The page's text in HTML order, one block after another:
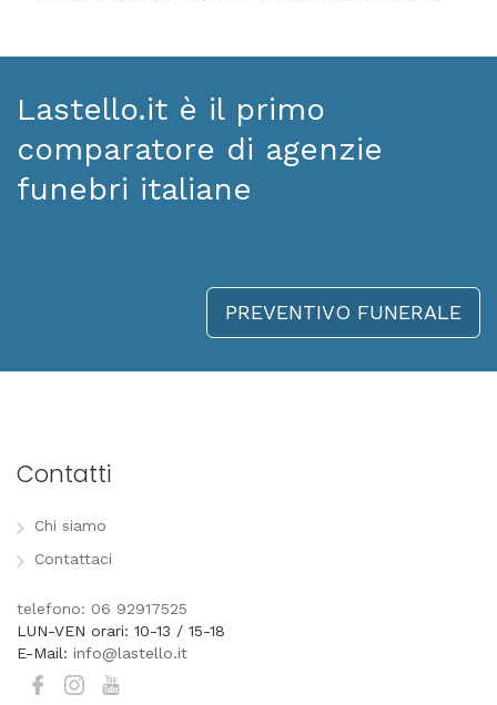
Lastello.it è il primo
comparatore di agenzie
funebri italiane
PREVENTIVO FUNERALE
Contatti
Chi siamo
Contattaci
telefono: 06 92917525
LUN-VEN orari: 10-13 / 15-18
E-Mail: info@lastello.it